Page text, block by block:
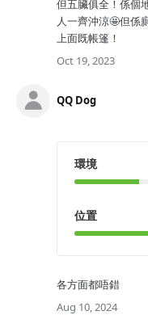
但五臟俱全！係個
人一齊沖涼🤩但係
上面既帳篷！
Oct 19, 2023
QQ Dog
環境
位置
各方面都唔錯
Aug 10, 2024